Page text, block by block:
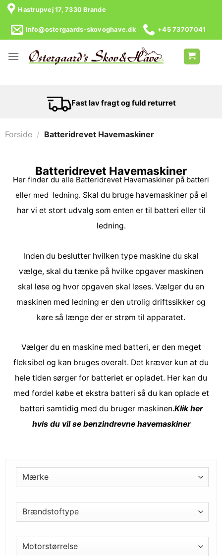
Hastrupvej 17, 7330 Brande
info@ostergaards-skovoghave.dk +45 73707041
Fast lav fragt og fuld returret
Forside / Batteridrevet Havemaskiner
Batteridrevet Havemaskiner
Her finder du alle Batteridrevet Havemaskiner på batteri
eller med ledning. Skal du bruge havemaskiner på el
har vi et stort udvalg som enten er til batteri eller til
ledning.
Inden du beslutter hvilken type maskine du skal
vælge, skal du tænke på hvilke opgaver maskinen
skal løse og hvor opgaven skal løses. Vælger du en
maskinen med ledning er den utrolig driftssikker og
køre så længe der er strøm til apparatet.
Vælger du en maskine med batteri, er den meget
fleksibel og kan bruges overalt. Det kræver kun at du
hele tiden sørger for batteriet er opladet. Her kan du
med fordel købe et ekstra batteri så du kan oplade et
batteri samtidig med du bruger maskinen.Klik her
hvis du vil se benzindrevne havemaskiner